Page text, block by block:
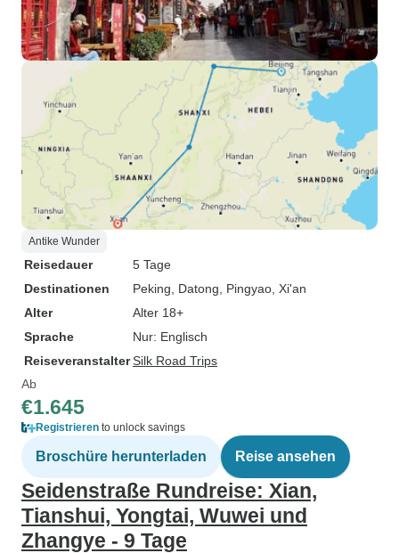
Antike Wunder
Reisedauer
5 Tage
Destinationen
Peking , Datong , Pingyao , Xi'an
Alter
Alter 18+
Sprache
Nur: Englisch
ReiseveranstalterSilk Road Trips
Ab
€1.645
Registrieren to unlock savings
Broschüre herunterladen Reise ansehen
Seidenstraße Rundreise: Xian,
Tianshui, Yongtai, Wuwei und
Zhangye - 9 Tage